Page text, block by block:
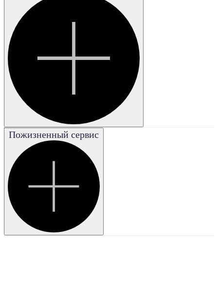
Poor
Плохая
Good
Хорошая
Excellent
Отличная
Fair
Удовле-
творительная
Very good
Пожизненный сервис